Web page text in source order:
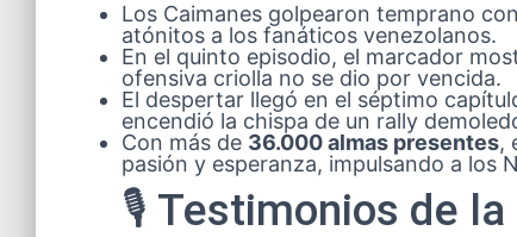
Los Caimanes golpearon temprano con
atónitos a los fanáticos venezolanos.
En el quinto episodio, el marcador
ofensiva criolla no se dio por vencida.
El despertar llegó en el séptimo
encendió la chispa de un rally
Con más de 36.000 almas presentes,
pasión y esperanza, impulsando a los
🎙️ Testimonios de